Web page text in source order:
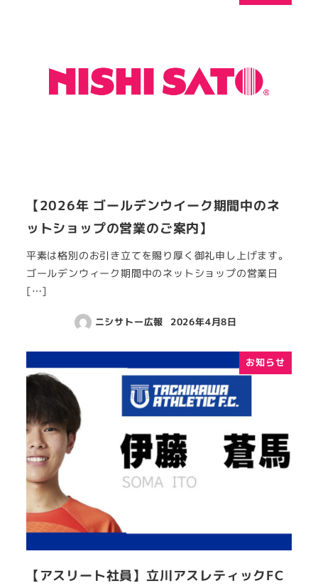
【2026年 ゴールデンウイーク期間中のネ
ットショップの営業のご案内】
平素は格別のお引き立てを賜り厚く御礼申し上げます。
ゴールデンウィーク期間中のネットショップの営業日
[…]
ニシサトー広報 2026年4月8日
お知らせ
【アスリート社員】立川アスレティックFC